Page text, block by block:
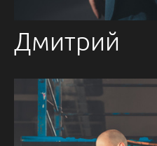
Дмитрий